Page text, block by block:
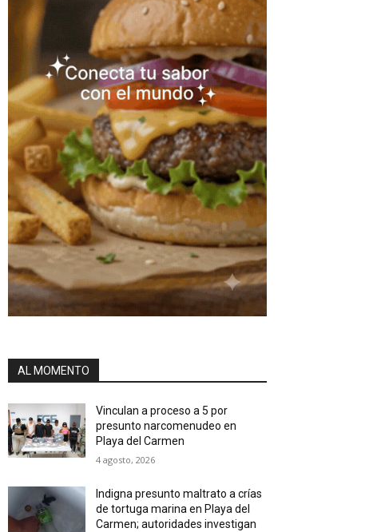
AL MOMENTO
Vinculan a proceso a 5 por
presunto narcomenudeo en
Playa del Carmen
4 agosto, 2026
Indigna presunto maltrato a crías
de tortuga marina en Playa del
Carmen; autoridades investigan